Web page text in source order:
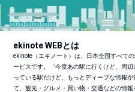
ekinote WEBとは
ekinote（エキノート）は、日本全国すべて
ービスです。「今度あの駅に行くけど、周
っている駅だけど、もっとディープな情報
て、観光・グルメ・買い物・交通などの情